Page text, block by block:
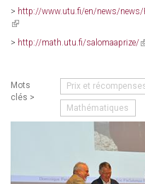
> http://www.utu.fi/en/news/news/
(link
external)
> http://math.utu.fi/salomaaprize/
Mots
clés >
Prix et
Mathématiques